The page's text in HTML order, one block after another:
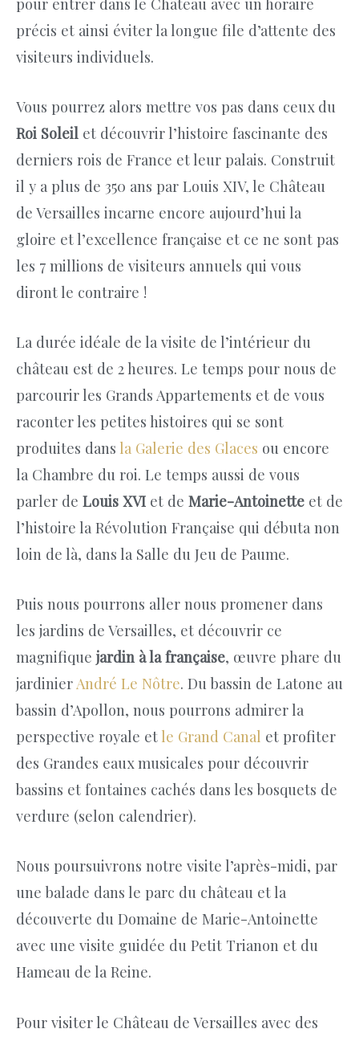
précis et ainsi éviter la longue file d’attente des
visiteurs individuels.
Vous pourrez alors mettre vos pas dans ceux du
Roi Soleil et découvrir l’histoire fascinante des
derniers rois de France et leur palais. Construit
il y a plus de 350 ans par Louis XIV, le Château
de Versailles incarne encore aujourd’hui la
gloire et l’excellence française et ce ne sont pas
les 7 millions de visiteurs annuels qui vous
diront le contraire !
La durée idéale de la visite de l’intérieur du
château est de 2 heures. Le temps pour nous de
parcourir les Grands Appartements et de vous
raconter les petites histoires qui se sont
produites dans la Galerie des Glaces ou encore
la Chambre du roi. Le temps aussi de vous
parler de Louis XVI et de Marie-Antoinette et de
l’histoire la Révolution Française qui débuta non
loin de là, dans la Salle du Jeu de Paume.
Puis nous pourrons aller nous promener dans
les jardins de Versailles, et découvrir ce
magnifique jardin à la française, œuvre phare du
jardinierAndré Le Nôtre. Du bassin de Latone au
bassin d’Apollon, nous pourrons admirer la
perspective royale et le Grand Canal et profiter
des Grandes eaux musicales pour découvrir
bassins et fontaines cachés dans les bosquets de
verdure (selon calendrier).
Nous poursuivrons notre visite l’après-midi, par
une balade dans le parc du château et la
découverte du Domaine de Marie-Antoinette
avec une visite guidée du Petit Trianon et du
Hameau de la Reine.
Pour visiter le Château de Versailles avec des